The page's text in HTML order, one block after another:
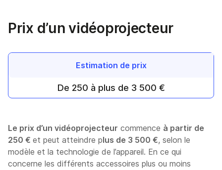
Prix d’un vidéoprojecteur
Estimation de prix
De 250 à plus de 3 500 €
Le prix d’un vidéoprojecteur commence à partir de
250 € et peut atteindre plus de 3 500 €, selon le
modèle et la technologie de l’appareil. En ce qui
concerne les différents accessoires plus ou moins